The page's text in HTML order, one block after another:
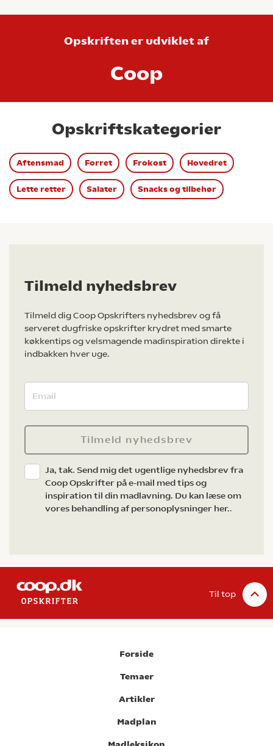
Opskriften er udviklet af
Coop
Opskriftskategorier
Aftensmad Forret Frokost Hovedret
Lette retter Salater Snacks og tilbehør
Tilmeld nyhedsbrev
Tilmeld dig Coop Opskrifters nyhedsbrev og få
serveret dugfriske opskrifter krydret med smarte
køkkentips og velsmagende madinspiration direkte i
indbakken hver uge.
Tilmeld nyhedsbrev
Ja, tak. Send mig det ugentlige nyhedsbrev fra
Coop Opskrifter på e-mail med tips og
inspiration til din madlavning. Du kan læse om
vores behandling af personoplysninger her..
Til top
Forside
Temaer
Artikler
Madplan